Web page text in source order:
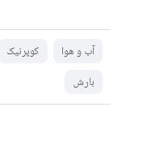
آب و هوا کوپرنیک
بارش